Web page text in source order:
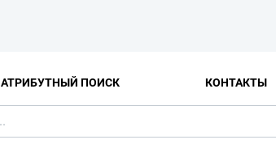
АТРИБУТНЫЙ ПОИСК КОНТАКТЫ